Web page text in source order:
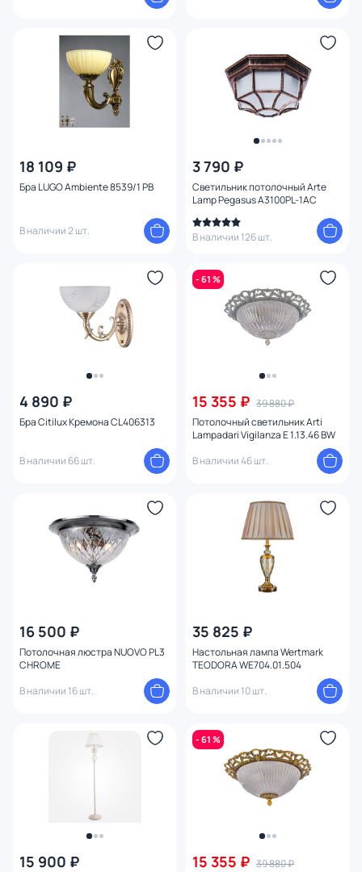
18 109 ₽
Бра LUGO Ambiente 8539/1 PB
В наличии 2 шт.
3 790 ₽
Светильник потолочный Arte
Lamp Pegasus A3100PL-1AC
В наличии 126 шт.
4 890 ₽
Бра Citilux Кремона CL406313
В наличии 66 шт.
- 61 %
15 355 ₽ 39 880 ₽
Потолочный светильник Arti
Lampadari Vigilanza E 1.13.46 BW
В наличии 46 шт.
16 500 ₽
Потолочная люстра NUOVO PL3
CHROME
В наличии 16 шт.
35 825 ₽
Настольная лампа Wertmark
TEODORA WE704.01.504
В наличии 10 шт.
15 900 ₽
- 61 %
15 355 ₽ 39 880 ₽